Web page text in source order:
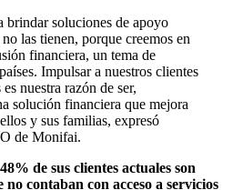
brindar soluciones de apoyo
las tienen, porque creemos en
financiera, un tema de
Impulsar a nuestros clientes
nuestra razón de ser,
solución financiera que mejora
y sus familias, expresó
de Monifai.
de sus clientes actuales son
contaban con acceso a servicios